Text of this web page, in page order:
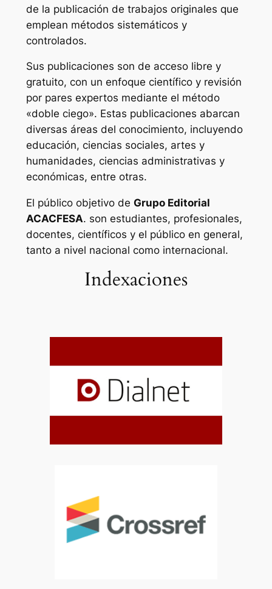
de la publicación de trabajos originales que
emplean métodos sistemáticos y
controlados.
Sus publicaciones son de acceso libre y
gratuito, con un enfoque científico y revisión
por pares expertos mediante el método
«doble ciego». Estas publicaciones abarcan
diversas áreas del conocimiento, incluyendo
educación, ciencias sociales, artes y
humanidades, ciencias administrativas y
económicas, entre otras.
El público objetivo de Grupo Editorial
ACACFESA. son estudiantes, profesionales,
docentes, científicos y el público en general,
tanto a nivel nacional como internacional.
Indexaciones